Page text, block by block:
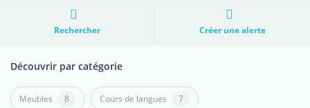
Rechercher Créer une alerte
Découvrir par catégorie
Meubles 8 Cours de langues 7